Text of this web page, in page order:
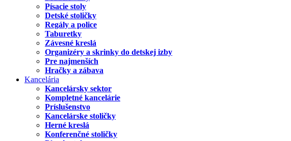
Písacie stoly
Detské stoličky
Regály a police
Taburetky
Závesné kreslá
Organizéry a skrinky do detskej izby
Pre najmenších
Hračky a zábava
Kancelária
Kancelársky sektor
Kompletné kancelárie
Príslušenstvo
Kancelárske stoličky
Herné kreslá
Konferenčné stoličky